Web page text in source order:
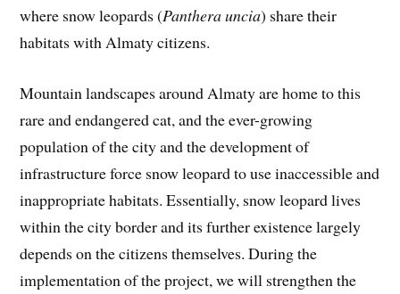
where snow leopards (Panthera uncia) share their
habitats with Almaty citizens.
Mountain landscapes around Almaty are home to this
rare and endangered cat, and the ever-growing
population of the city and the development of
infrastructure force snow leopard to use inaccessible and
inappropriate habitats. Essentially, snow leopard lives
within the city border and its further existence largely
depends on the citizens themselves. During the
implementation of the project, we will strengthen the